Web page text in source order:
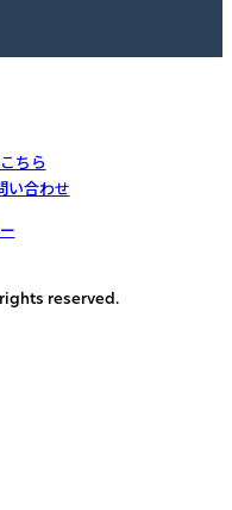
ちら
い合わせ
reserved.